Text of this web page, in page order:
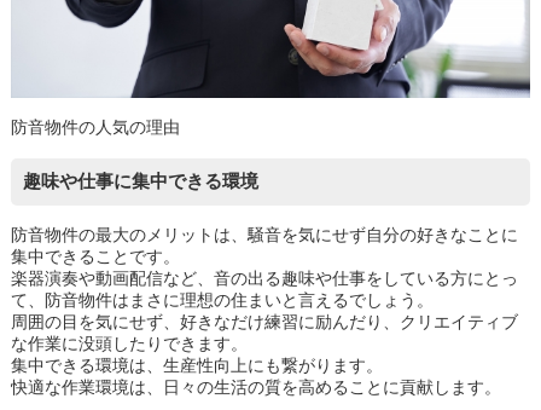
防音物件の人気の理由
趣味や仕事に集中できる環境
防音物件の最大のメリットは、騒音を気にせず自分の好きなことに
集中できることです。
楽器演奏や動画配信など、音の出る趣味や仕事をしている方にとっ
て、防音物件はまさに理想の住まいと言えるでしょう。
周囲の目を気にせず、好きなだけ練習に励んだり、クリエイティブ
な作業に没頭したりできます。
集中できる環境は、生産性向上にも繋がります。
快適な作業環境は、日々の生活の質を高めることに貢献します。